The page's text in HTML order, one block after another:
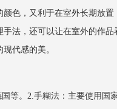
色，又利于在室外长期放
法，还可以让在室外的作
代感的美。
等。2.手糊法：主要使用